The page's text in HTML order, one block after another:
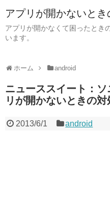
アプリが開かないと
アプリが開かなくて困ったとき
います。
ホーム android
ニューススイート：
リが開かないときの
2013/6/1 android